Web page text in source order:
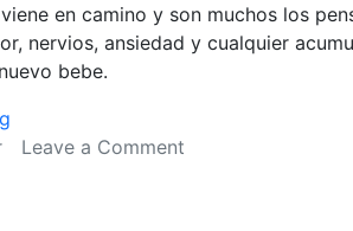
en camino y son muchos los
nervios, ansiedad y cualquier
bebe.
práctica
Leave a Comment